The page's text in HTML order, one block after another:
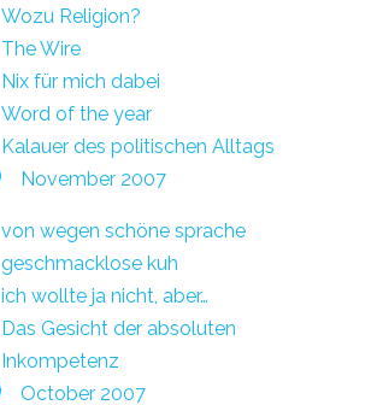
Wozu Religion?
The Wire
Nix für mich dabei
Word of the year
Kalauer des politischen Alltags
November 2007
von wegen schöne sprache
geschmacklose kuh
ich wollte ja nicht, aber…
Das Gesicht der absoluten
Inkompetenz
October 2007